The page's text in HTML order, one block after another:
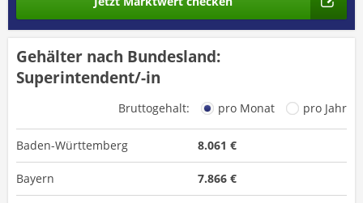
Gehälter nach Bundesland:
Superintendent/-in
Bruttogehalt: pro Monat pro Jahr
Baden-Württemberg 8.061 €
Bayern 7.866 €